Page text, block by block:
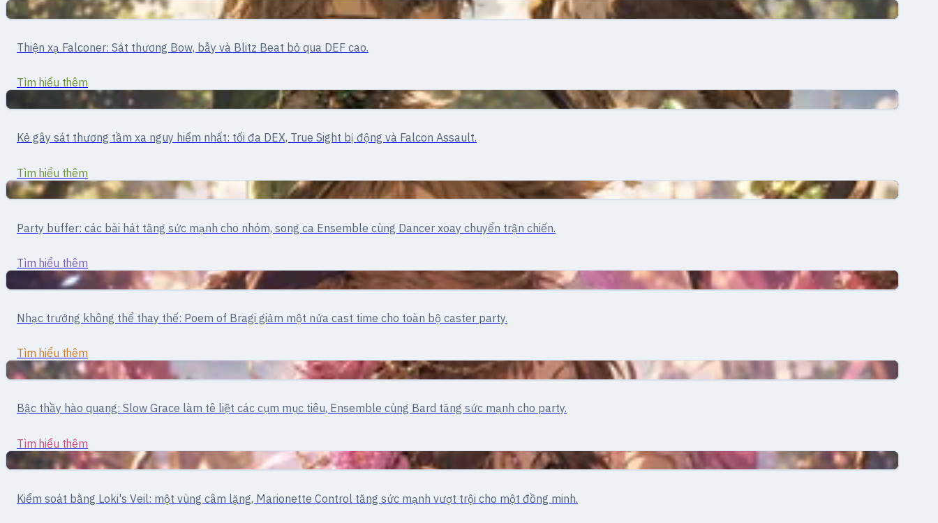
Tầm xa
Hunter
Thiện xạ Falconer: Sát thương Bow, bẫy và Blitz Beat bỏ qua DEF cao.
Tìm hiểu thêm
Sniper
Kẻ gây sát thương tầm xa nguy hiểm nhất: tối đa DEX, True Sight bị động và Falcon Assault.
Tìm hiểu thêm
Hỗ trợ
Bard
Party buffer: các bài hát tăng sức mạnh cho nhóm, song ca Ensemble cùng Dancer xoay chuyển trận chiến.
Tìm hiểu thêm
Clown
Nhạc trưởng không thể thay thế: Poem of Bragi giảm một nửa cast time cho toàn bộ caster party.
Tìm hiểu thêm
Hỗ trợ
Dancer
Bậc thầy hào quang: Slow Grace làm tê liệt các cụm mục tiêu, Ensemble cùng Bard tăng sức mạnh cho party.
Tìm hiểu thêm
Hỗ trợ
Gypsy
Kiểm soát bằng Loki's Veil: một vùng câm lặng, Marionette Control tăng sức mạnh vượt trội cho một đồng minh.